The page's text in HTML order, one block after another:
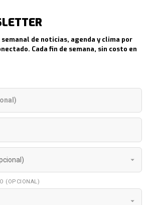
semanal de noticias, agenda y clima por
Cada fin de semana, sin costo en
(OPCIONAL)